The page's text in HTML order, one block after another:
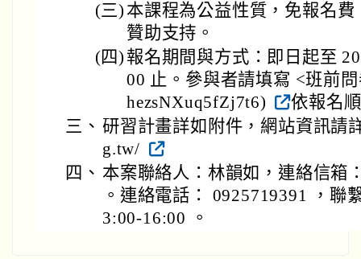
(三) 本課程為公益性質，免報名
贊助支持。
(四) 報名期間與方式：即日起至
00 止。參與者請填寫 <班前
hezsNXuq5fZj7t6)
依報名
三、 研習計畫詳如附件，網站資訊請
g.tw/
四、 本案聯絡人：林韻如，連絡信箱
。連絡電話： 0925719391 ，聯
3:00-16:00 。